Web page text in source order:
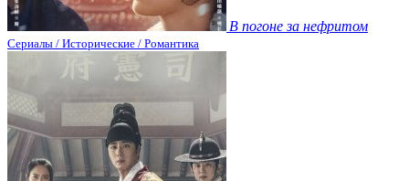
В погоне за нефритом
Сериалы / Исторические / Романтика